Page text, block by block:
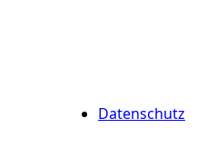
Datenschutz